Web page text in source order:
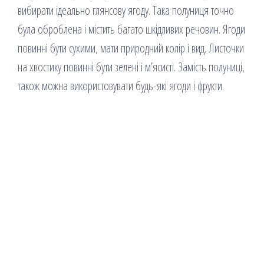
вибирати ідеально глянсову ягоду. Така полуниця точно
була оброблена і містить багато шкідливих речовин. Ягоди
повинні бути сухими, мати природний колір і вид. Листочки
на хвостику повинні бути зелені і м’ясисті. Замість полуниці,
також можна використовувати будь-які ягоди і фрукти.